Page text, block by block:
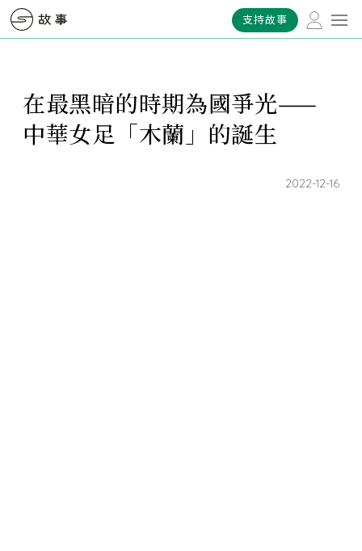
支持故事
在最黑暗的時期為國爭光——
中華女足「木蘭」的誕生
2022-12-16